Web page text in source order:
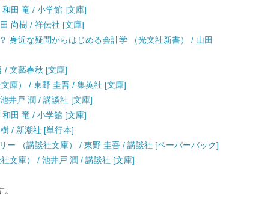
田 竜 / 小学館 [文庫]
尚樹 / 祥伝社 [文庫]
身近な疑問からはじめる会計学 （光文社新書） / 山田
/ 文藝春秋 [文庫]
庫） / 東野 圭吾 / 集英社 [文庫]
井戸 潤 / 講談社 [文庫]
田 竜 / 小学館 [文庫]
/ 新潮社 [単行本]
ー （講談社文庫） / 東野 圭吾 / 講談社 [ペーパーバック]
文庫） / 池井戸 潤 / 講談社 [文庫]